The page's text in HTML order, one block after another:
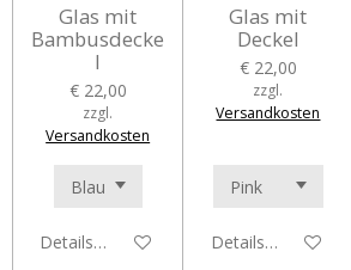
Glas mit
Bambusdecke
l
€ 22,00
zzgl.
Versandkosten
Details anzeigen
Glas mit
Deckel
€ 22,00
zzgl.
Versandkosten
Details anzeigen